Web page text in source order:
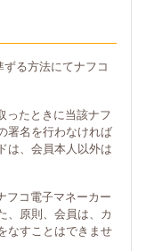
る方法にてナフコ
ったときに当該ナフ
署名を行わなければ
は、会員本人以外は
フコ電子マネーカー
、原則、会員は、カ
なすことはできませ